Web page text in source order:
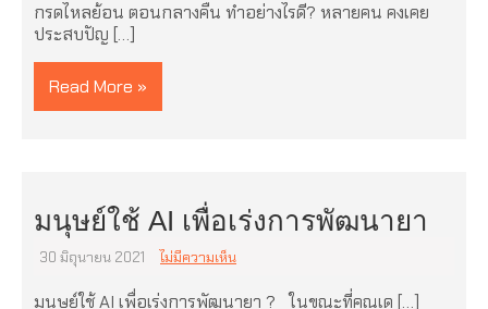
กรดไหลย้อน ตอนกลางคืน ทำอย่างไรดี? หลายคน คงเคย
ประสบปัญ […]
Read More »
มนุษย์ใช้ AI เพื่อเร่งการพัฒนายา
30 มิถุนายน 2021 ไม่มีความเห็น
มนุษย์ใช้ AI เพื่อเร่งการพัฒนายา ? ในขณะที่คุณเด […]